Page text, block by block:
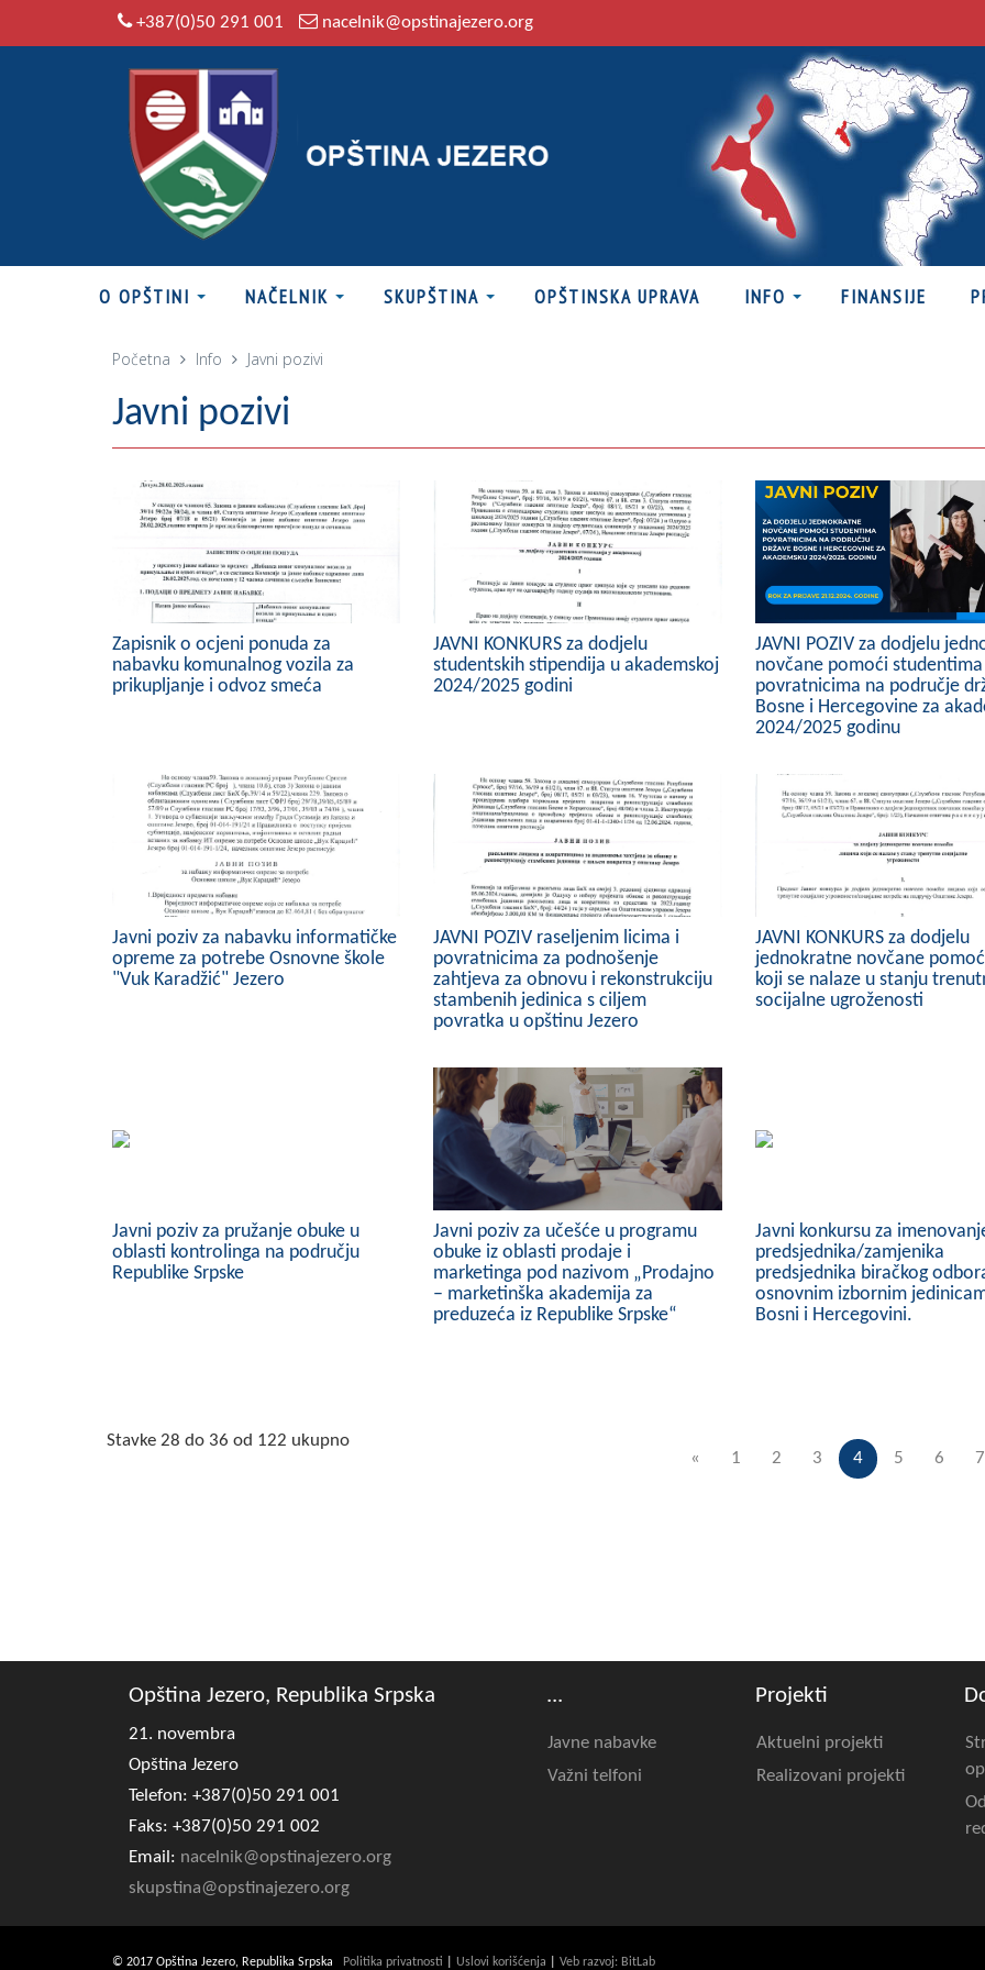
+387(0)50 291 001 nacelnik@opstinajezero.org
O OPŠTINI NAČELNIK SKUPŠTINA OPŠTINSKA UPRAVA INFO FINANSIJE
Početna Info Javni pozivi
Javni pozivi
Zapisnik o ocjeni ponuda za
nabavku komunalnog vozila za
prikupljanje i odvoz smeća
JAVNI KONKURS za dodjelu
studentskih stipendija u akademskoj
2024/2025 godini
JAVNI POZIV za dodjelu
novčane pomoći studentima
povratnicima na područje
Bosne i Hercegovine za
2024/2025 godinu
Javni poziv za nabavku informatičke
opreme za potrebe Osnovne škole
"Vuk Karadžić" Jezero
JAVNI POZIV raseljenim licima i
povratnicima za podnošenje
zahtjeva za obnovu i rekonstrukciju
stambenih jedinica s ciljem
povratka u opštinu Jezero
JAVNI KONKURS za dodjelu
jednokratne novčane
koji se nalaze u stanju
socijalne ugroženosti
Javni poziv za pružanje obuke u
oblasti kontrolinga na području
Republike Srpske
Javni poziv za učešće u programu
obuke iz oblasti prodaje i
marketinga pod nazivom „Prodajno
– marketinška akademija za
preduzeća iz Republike Srpske“
Javni konkursu za
predsjednika/zamjenika
predsjednika biračkog
osnovnim izbornim
Bosni i Hercegovini.
« 1 2 3 4 5 6 7
Stavke 28 do 36 od 122 ukupno
Opština Jezero, Republika Srpska
21. novembra
Opština Jezero
Telefon: +387(0)50 291 001
Faks: +387(0)50 291 002
Email: nacelnik@opstinajezero.org
skupstina@opstinajezero.org
...
Javne nabavke
Važni telfoni
Projekti
Aktuelni projekti
Realizovani projekti
© 2017 Opština Jezero, Republika Srpska Politika privatnosti Uslovi korišćenja Veb razvoj: BitLab